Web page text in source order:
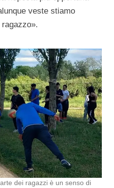
veste stiamo
dei ragazzi è un senso di